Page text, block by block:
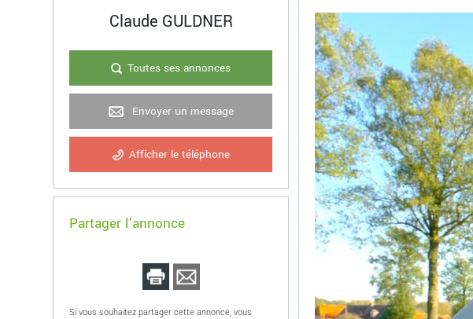
Claude GULDNER
Toutes ses annonces
Envoyer un message
Afficher le téléphone
Partager l'annonce
Si vous souhaitez partager cette annonce, vous